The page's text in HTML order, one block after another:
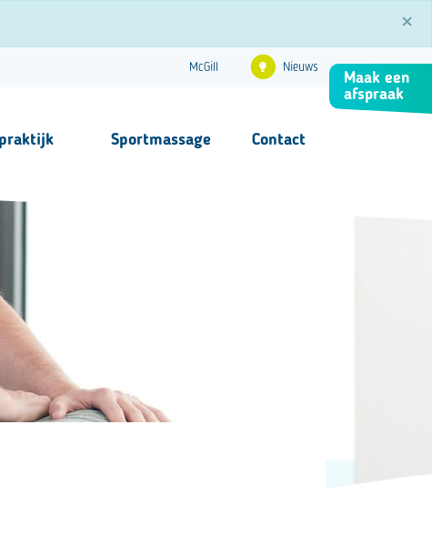
×
McGill Nieuws
informatie
Sportmassage Contact
Maak een
afspraak